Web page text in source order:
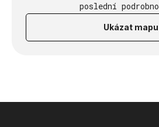
poslední
Ukázat mapu